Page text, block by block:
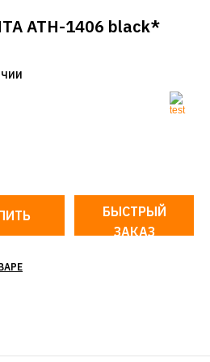
ATH-1406 black*
БЫСТРЫЙ
ЗАКАЗ